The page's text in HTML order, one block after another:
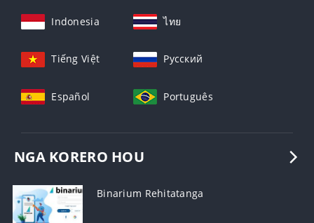
Indonesia ไทย
Tiếng Việt Русский
Español Português
NGA KORERO HOU
Binarium Rehitatanga